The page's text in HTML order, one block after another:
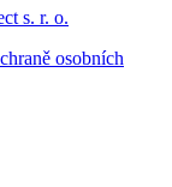
s. r. o.
osobních